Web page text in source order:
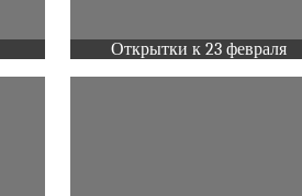
Открытки к 23 февраля